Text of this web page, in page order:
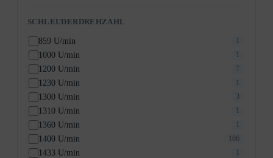
SCHLEUDERDREHZAHL
859 U/min
1000 U/min
1200 U/min 7
1230 U/min
1300 U/min 3
1310 U/min
1360 U/min
1400 U/min 106
1433 U/min